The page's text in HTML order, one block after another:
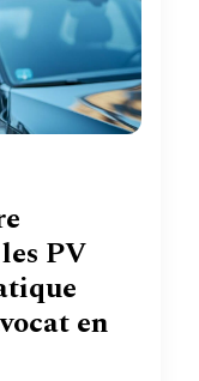
PV
en